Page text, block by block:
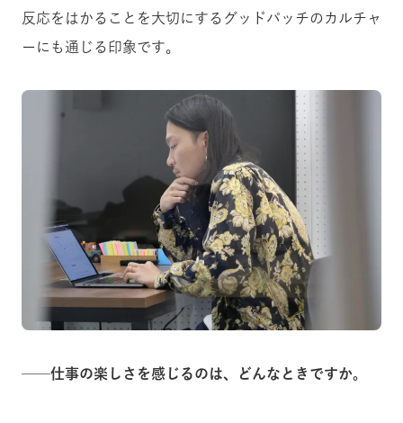
反応をはかることを大切にするグッドパッチのカルチャ
ーにも通じる印象です。
──仕事の楽しさを感じるのは、どんなときですか。